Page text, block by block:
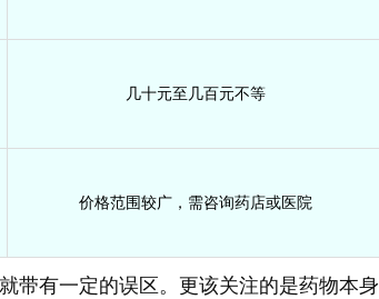
几十元至几百元不等
价格范围较广，需咨询药店或医院
带有一定的误区。更该关注的是药物本身